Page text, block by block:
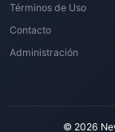
Términos de Uso
Contacto
Administración
© 2026